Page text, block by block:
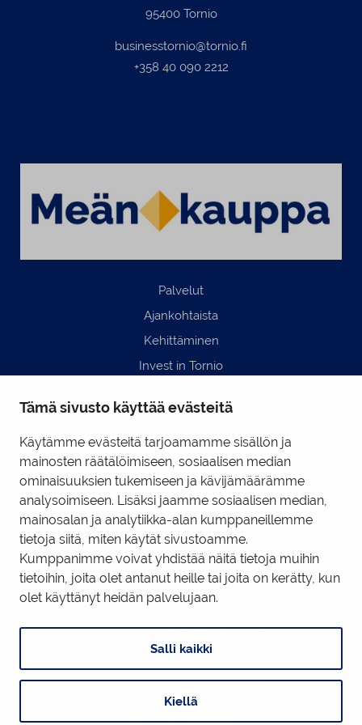
Tämä sivusto käyttää evästeitä
Käytämme evästeitä tarjoamamme sisällön ja
mainosten räätälöimiseen, sosiaalisen median
ominaisuuksien tukemiseen ja kävijämäärämme
analysoimiseen. Lisäksi jaamme sosiaalisen median,
mainosalan ja analytiikka-alan kumppaneillemme
tietoja siitä, miten käytät sivustoamme.
Kumppanimme voivat yhdistää näitä tietoja muihin
tietoihin, joita olet antanut heille tai joita on kerätty, kun
olet käyttänyt heidän palvelujaan.
Salli kaikki
Kiellä
95400 Tornio
businesstornio@tornio.fi
+358 40 090 2212
Palvelut
Ajankohtaista
Kehittäminen
Invest in Tornio
Yhteystiedot
Hyödyllisiä linkkejä
Business Tornio Facebook
Business Tornio LinkedIn
Tietosuojaseloste | Evästeiden hallinta